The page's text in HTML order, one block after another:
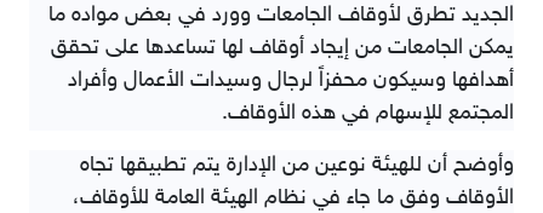
الجديد تطرق لأوقاف الجامعات وورد في بعض مواده ما
يمكن الجامعات من إيجاد أوقاف لها تساعدها على تحقق
أهدافها وسيكون محفزاً لرجال وسيدات الأعمال وأفراد
المجتمع للإسهام في هذه الأوقاف.
وأوضح أن للهيئة نوعين من الإدارة يتم تطبيقها تجاه
الأوقاف وفق ما جاء في نظام الهيئة العامة للأوقاف،